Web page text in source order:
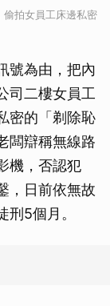
偷拍女員工床邊私密
號為由，把內
司二樓女員工
密的「剃除恥
闆辯稱無線路
機，否認犯
，日前依無故
5個月。